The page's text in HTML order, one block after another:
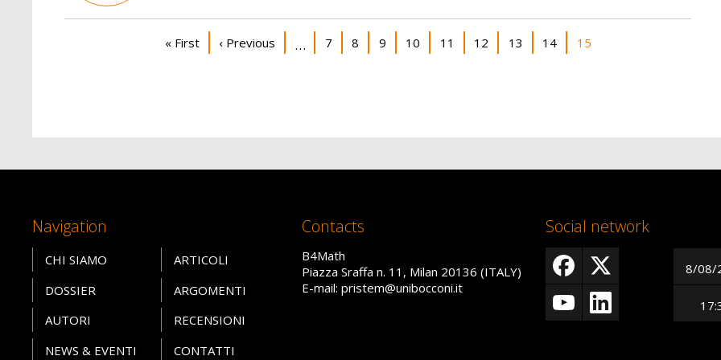
First page
« First Previous page
‹ Previous … Page
7 Page
8 Page
9 Page
10 Page
11 Page
12 Page
13 Page
14 Current page
15
Navigation
CHI SIAMO
DOSSIER
AUTORI
NEWS & EVENTI
ARTICOLI
ARGOMENTI
RECENSIONI
CONTATTI
Contacts
B4Math
Piazza Sraffa n. 11, Milan 20136 (ITALY)
E-mail: pristem@unibocconi.it
Social network
8/08/